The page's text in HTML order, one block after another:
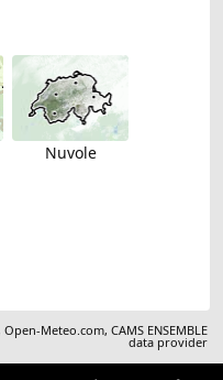
Nuvole
Open-Meteo.com,CAMS ENSEMBLE
data provider